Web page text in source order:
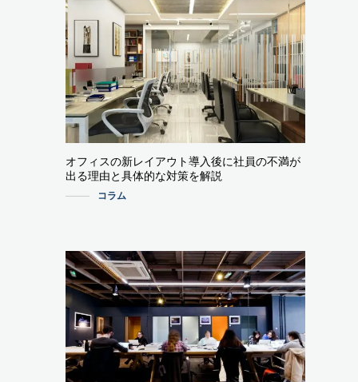
オフィスの新レイアウト導入後に社員の不満が
出る理由と具体的な対策を解説
コラム